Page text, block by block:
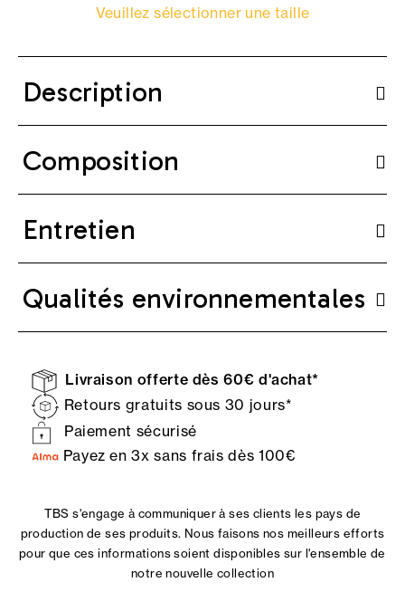
Veuillez sélectionner une taille
Description
Composition
Entretien
Qualités environnementales
Livraison offerte dès 60€ d'achat*
Retours gratuits sous 30 jours*
Paiement sécurisé
Payez en 3x sans frais dès 100€
TBS s'engage à communiquer à ses clients les pays de
production de ses produits. Nous faisons nos meilleurs efforts
pour que ces informations soient disponibles sur l'ensemble de
notre nouvelle collection